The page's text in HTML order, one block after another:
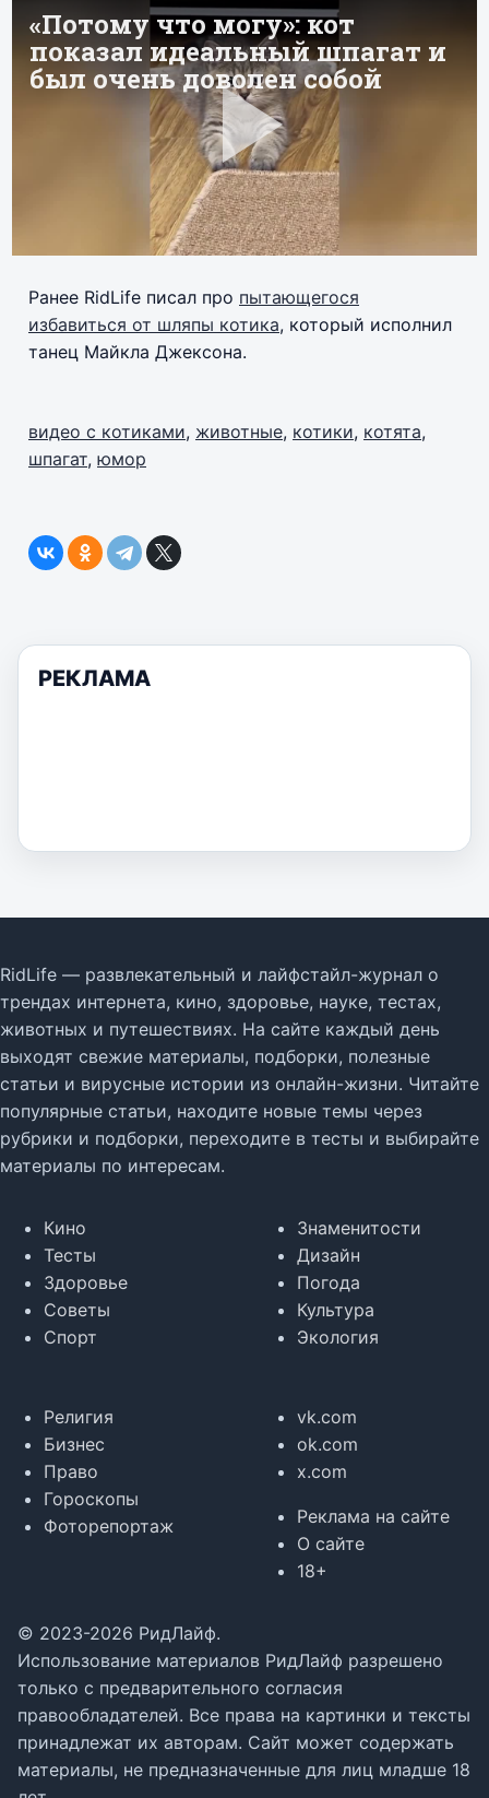
Ранее RidLife писал про пытающегося
избавиться от шляпы котика, который исполнил
танец Майкла Джексона.
видео с котиками, животные, котики, котята,
шпагат, юмор
РЕКЛАМА
RidLife — развлекательный и лайфстайл-журнал о
трендах интернета, кино, здоровье, науке, тестах,
животных и путешествиях. На сайте каждый день
выходят свежие материалы, подборки, полезные
статьи и вирусные истории из онлайн-жизни. Читайте
популярные статьи, находите новые темы через
рубрики и подборки, переходите в тесты и выбирайте
материалы по интересам.
Кино
Тесты
Здоровье
Советы
Спорт
Знаменитости
Дизайн
Погода
Культура
Экология
Религия
Бизнес
Право
Гороскопы
Фоторепортаж
vk.com
ok.com
x.com
Реклама на сайте
О сайте
18+
© 2023-2026 РидЛайф.
Использование материалов РидЛайф разрешено
только с предварительного согласия
правообладателей. Все права на картинки и тексты
принадлежат их авторам. Сайт может содержать
материалы, не предназначенные для лиц младше 18